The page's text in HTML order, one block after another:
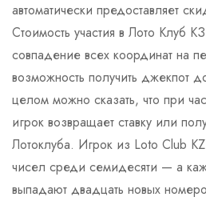
автоматически предоставляет
Стоимость участия в Лото Клуб
совпадение всех координат на
возможность получить джекпот
целом можно сказать, что при
игрок возвращает ставку или
Лотоклуба. Игрок из Loto Club
чисел среди семидесяти — а
выпадают двадцать новых